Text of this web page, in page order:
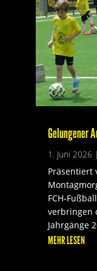
Gelungener
1. Juni 2026|
Präsentiert
FCH-
verbringen
Jahrgänge
MEHR LESEN